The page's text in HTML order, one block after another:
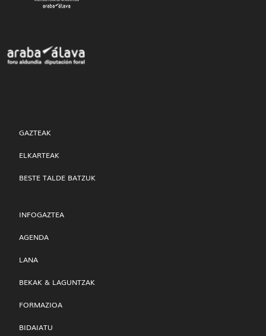
GAZTEAK
ELKARTEAK
BESTE TALDE BATZUK
INFOGAZTEA
AGENDA
LANA
BEKAK & LAGUNTZAK
FORMAZIOA
BIDAIATU